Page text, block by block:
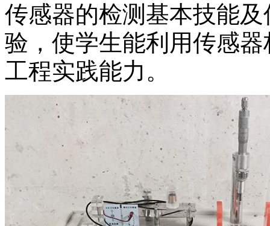
传感器的检测基本技能
验，使学生能利用传感
工程实践能力。